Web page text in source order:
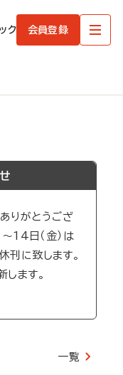
ク 会員登録
りがとうござ
14日（金）は
刊に致します。
します。
一覧